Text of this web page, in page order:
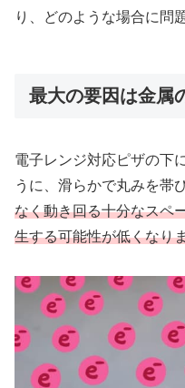
り、どのような場合に問
最大の要因は金属
電子レンジ対応ピザの下
うに、滑らかで丸みを帯
なく動き回る十分なスペ
生する可能性が低くなり